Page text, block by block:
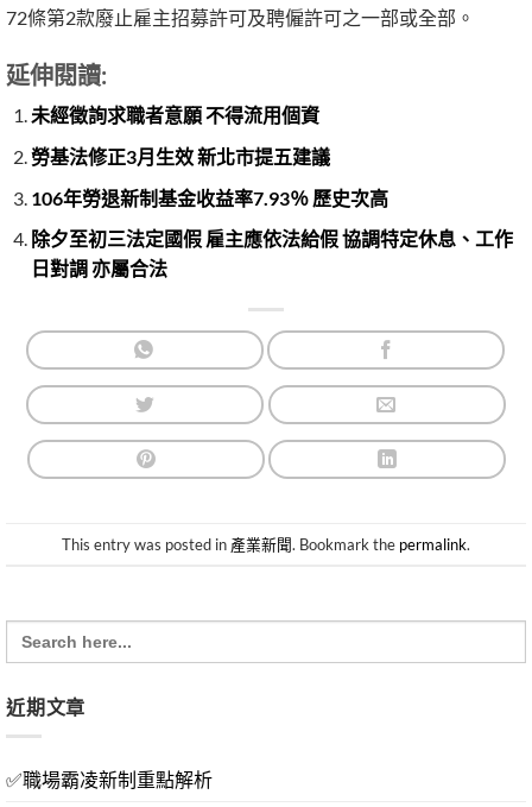
72條第2款廢止雇主招募許可及聘僱許可之一部或全部。
延伸閱讀:
未經徵詢求職者意願 不得流用個資
勞基法修正3月生效 新北市提五建議
106年勞退新制基金收益率7.93％ 歷史次高
除夕至初三法定國假 雇主應依法給假 協調特定休息、工作
日對調 亦屬合法
This entry was posted in 產業新聞. Bookmark the permalink.
Search
for:
近期文章
✅職場霸凌新制重點解析